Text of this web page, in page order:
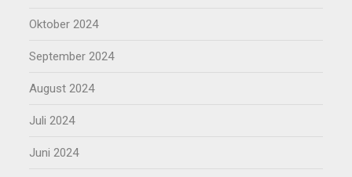
Oktober 2024
September 2024
August 2024
Juli 2024
Juni 2024